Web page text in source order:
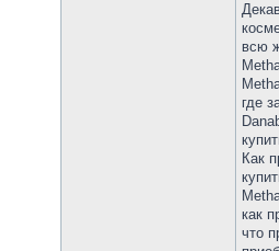
всю
где
Как
как
что